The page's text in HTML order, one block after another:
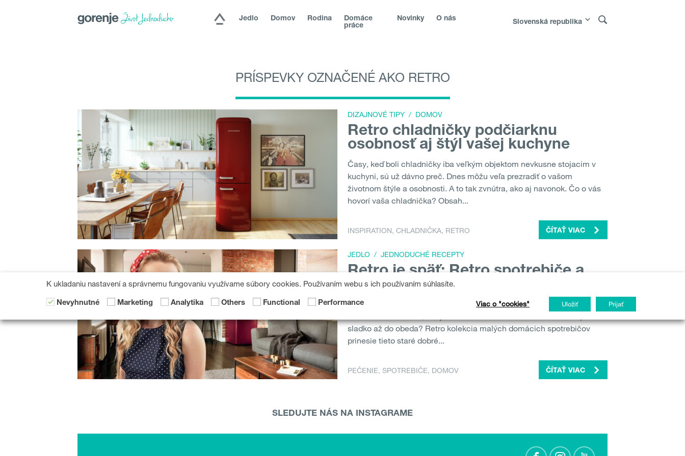
Jedlo Domov Rodina
Domáce
práce
Novinky O nás Slovenská republika
Česká republika |Slovenská republika|Magyarország|Hrvatska| Srbija
România|България|Северна Македонија|Danmark|Suomi|Norge
PRÍSPEVKY OZNAČENÉ AKO RETRO
DIZAJNOVÉ TIPY / DOMOV
Retro chladničky podčiarknu
osobnosť aj štýl vašej kuchyne
Časy, keď boli chladničky iba veľkým objektom nevkusne stojacim v
kuchyni, sú už dávno preč. Dnes môžu veľa prezradiť o vašom
životnom štýle a osobnosti. A to tak zvnútra, ako aj navonok. Čo o vás
hovorí vaša chladnička? Obsah...
INSPIRATION, CHLADNIČKA, RETRO ČÍTAŤ VIAC
JEDLO / JEDNODUCHÉ RECEPTY
Retro je späť: Retro spotrebiče a
recept na najlepšie makrónky
Kedy ste naposledy fotili na film? Pamätáte si doby, kedy bola každá
sladko až do obeda? Retro kolekcia malých domácich spotrebičov
prinesie tieto staré dobré...
PEČENIE, SPOTREBIČE, DOMOV ČÍTAŤ VIAC
SLEDUJTE NÁS NA INSTAGRAME
K ukladaniu nastavení a správnemu fungovaniu využívame súbory cookies. Používaním webu s ich používaním súhlasíte.
Nevyhnutné Marketing Analytika Others Functional Performance Viac o "cookies" Uložiť Prijať